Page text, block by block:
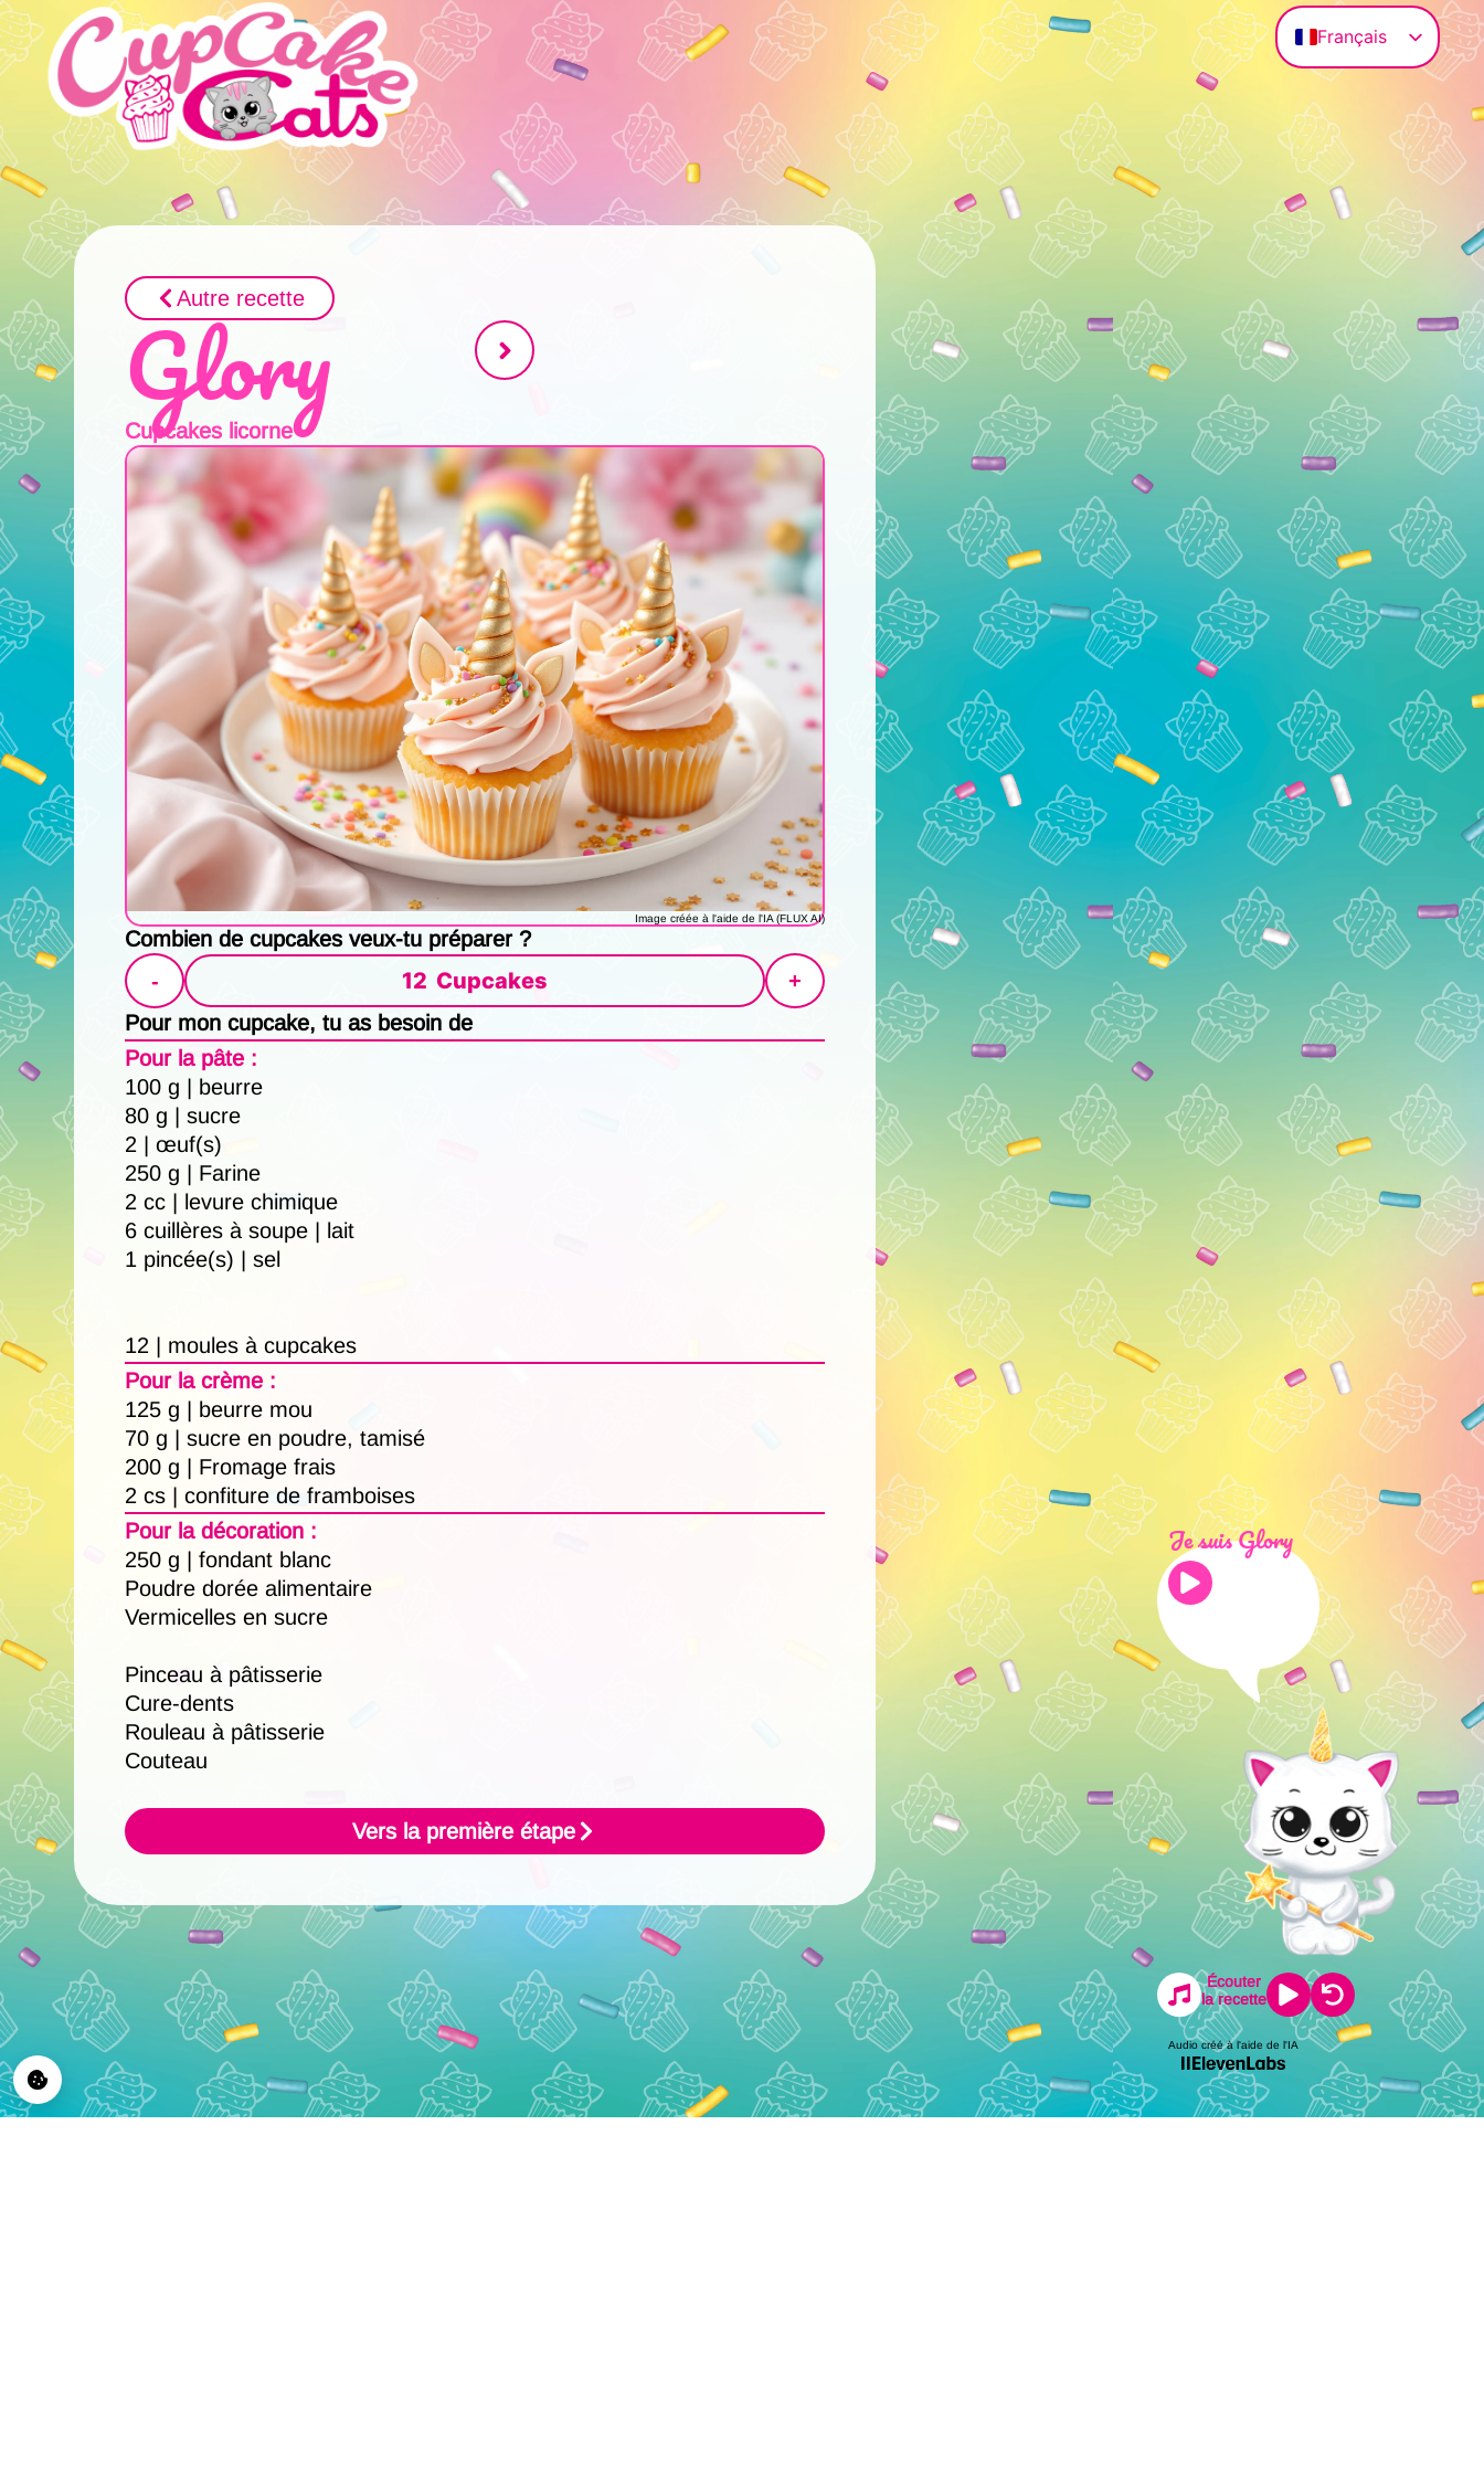
Français
Deutsch
English (UK)
Magyar
Polski
Italiano
Autre recette
Glory
Cupcakes licorne
Image créée à l'aide de l'IA (FLUX AI)
Combien de cupcakes veux-tu préparer ?
-
12 Cupcakes
+
Pour mon cupcake, tu as besoin de
Pour la pâte :
100 g | beurre
80 g | sucre
2 | œuf(s)
250 g | Farine
2 cc | levure chimique
6 cuillères à soupe | lait
1 pincée(s) | sel
12 | moules à cupcakes
Pour la crème :
125 g | beurre mou
70 g | sucre en poudre, tamisé
200 g | Fromage frais
2 cs | confiture de framboises
Pour la décoration :
250 g | fondant blanc
Poudre dorée alimentaire
Vermicelles en sucre
Pinceau à pâtisserie
Cure-dents
Rouleau à pâtisserie
Couteau
Vers la première étape
Je suis Glory
Écouter
la recette
Audio créé à l'aide de l'IA